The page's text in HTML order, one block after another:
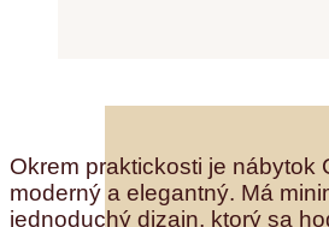
Okrem praktickosti je nábytok
moderný a elegantný. Má
jednoduchý dizajn, ktorý sa